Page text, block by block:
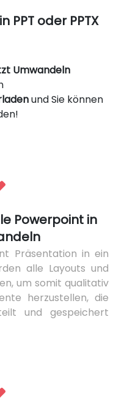
PPT oder PPTX
Umwandeln
und Sie können
Powerpoint in
Präsentation in ein
alle Layouts und
um somit qualitativ
herzustellen, die
und gespeichert